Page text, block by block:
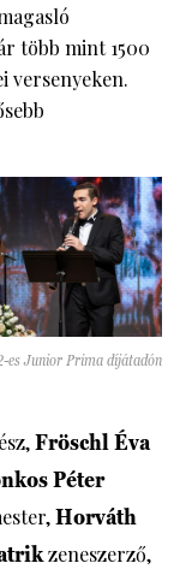
több mint 1500
versenyeken.
es Junior Prima díjátadón
Fröschl Éva
Péter
Horváth
zeneszerző,